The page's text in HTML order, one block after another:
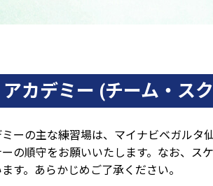
アカデミー (チーム・ス
ーの主な練習場は、マイナビベガルタ
の順守をお願いいたします。なお、ス
す。あらかじめご了承ください。